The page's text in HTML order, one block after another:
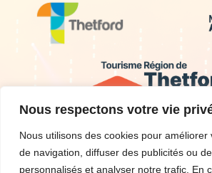
Nous respectons votre vie
Nous utilisons des cookies pour améliorer
de navigation, diffuser des publicités ou
personnalisés et analyser notre trafic. En